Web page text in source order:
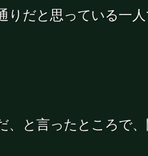
りだと思っている一人
、と言ったところで、